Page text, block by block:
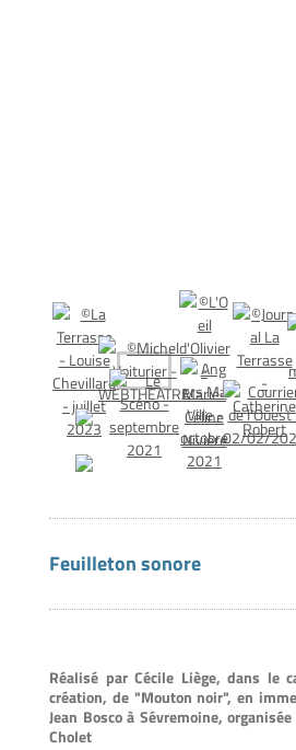
Feuilleton sonore
Réalisé par Cécile Liège, dans le
création, de "Mouton noir", en
Jean Bosco à Sévremoine,
Cholet